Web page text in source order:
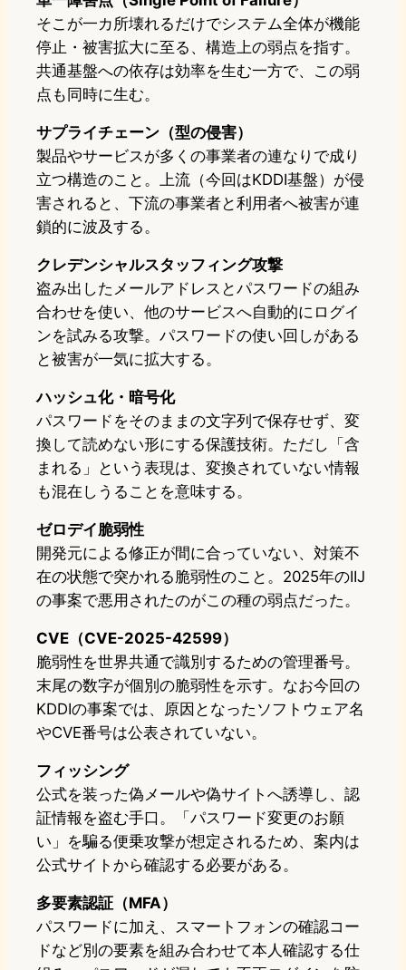
そこが一カ所壊れるだけでシステム全体が機能
停止・被害拡大に至る、構造上の弱点を指す。
共通基盤への依存は効率を生む一方で、この弱
点も同時に生む。
サプライチェーン（型の侵害）
製品やサービスが多くの事業者の連なりで成り
立つ構造のこと。上流（今回はKDDI基盤）が侵
害されると、下流の事業者と利用者へ被害が連
鎖的に波及する。
クレデンシャルスタッフィング攻撃
盗み出したメールアドレスとパスワードの組み
合わせを使い、他のサービスへ自動的にログイ
ンを試みる攻撃。パスワードの使い回しがある
と被害が一気に拡大する。
ハッシュ化・暗号化
パスワードをそのままの文字列で保存せず、変
換して読めない形にする保護技術。ただし「含
まれる」という表現は、変換されていない情報
も混在しうることを意味する。
ゼロデイ脆弱性
開発元による修正が間に合っていない、対策不
在の状態で突かれる脆弱性のこと。2025年のIIJ
の事案で悪用されたのがこの種の弱点だった。
CVE（CVE-2025-42599）
脆弱性を世界共通で識別するための管理番号。
末尾の数字が個別の脆弱性を示す。なお今回の
KDDIの事案では、原因となったソフトウェア名
やCVE番号は公表されていない。
フィッシング
公式を装った偽メールや偽サイトへ誘導し、認
証情報を盗む手口。「パスワード変更のお願
い」を騙る便乗攻撃が想定されるため、案内は
公式サイトから確認する必要がある。
多要素認証（MFA）
パスワードに加え、スマートフォンの確認コー
ドなど別の要素を組み合わせて本人確認する仕